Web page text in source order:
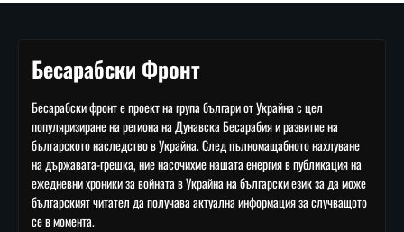
Бесарабски Фронт
Бесарабски фронт е проект на група българи от Украйна с цел
популяризиране на региона на Дунавска Бесарабия и развитие на
българското наследство в Украйна. След пълномащабното нахлуване
на държавата-грешка, ние насочихме нашата енергия в публикация на
ежедневни хроники за войната в Украйна на български език за да може
българският читател да получава актуална информация за случващото
се в момента.